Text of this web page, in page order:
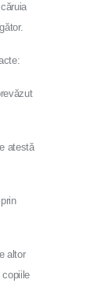
atestă
altor